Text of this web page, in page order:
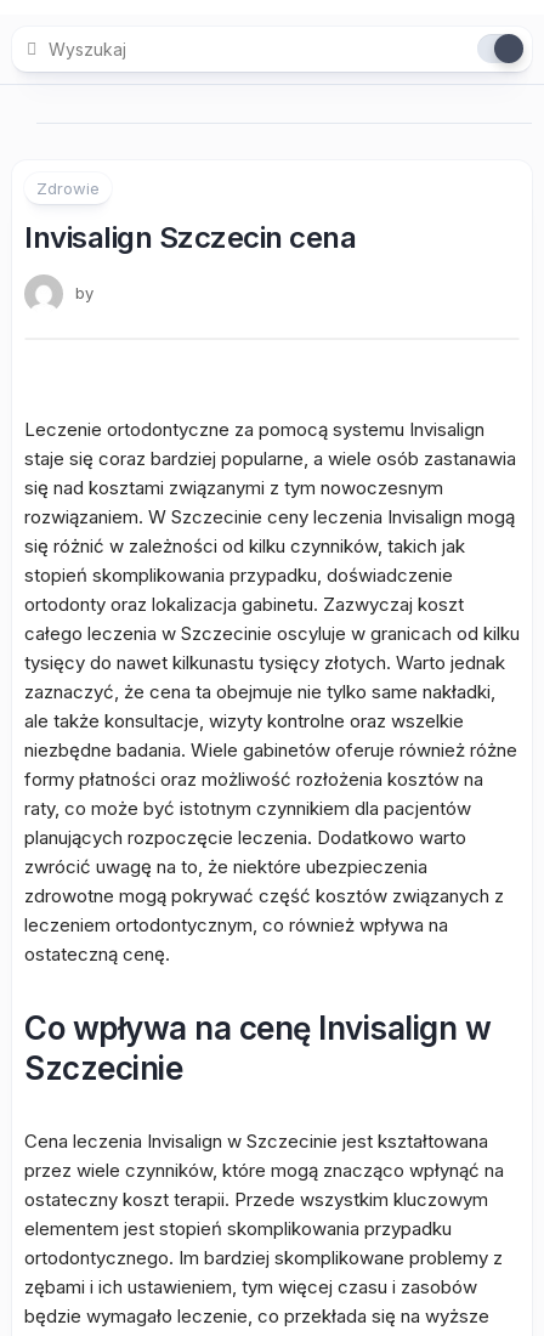
content
Zdrowie
Invisalign Szczecin cena
by
Leczenie ortodontyczne za pomocą systemu Invisalign
staje się coraz bardziej popularne, a wiele osób zastanawia
się nad kosztami związanymi z tym nowoczesnym
rozwiązaniem. W Szczecinie ceny leczenia Invisalign mogą
się różnić w zależności od kilku czynników, takich jak
stopień skomplikowania przypadku, doświadczenie
ortodonty oraz lokalizacja gabinetu. Zazwyczaj koszt
całego leczenia w Szczecinie oscyluje w granicach od kilku
tysięcy do nawet kilkunastu tysięcy złotych. Warto jednak
zaznaczyć, że cena ta obejmuje nie tylko same nakładki,
ale także konsultacje, wizyty kontrolne oraz wszelkie
niezbędne badania. Wiele gabinetów oferuje również różne
formy płatności oraz możliwość rozłożenia kosztów na
raty, co może być istotnym czynnikiem dla pacjentów
planujących rozpoczęcie leczenia. Dodatkowo warto
zwrócić uwagę na to, że niektóre ubezpieczenia
zdrowotne mogą pokrywać część kosztów związanych z
leczeniem ortodontycznym, co również wpływa na
ostateczną cenę.
Co wpływa na cenę Invisalign w
Szczecinie
Cena leczenia Invisalign w Szczecinie jest kształtowana
przez wiele czynników, które mogą znacząco wpłynąć na
ostateczny koszt terapii. Przede wszystkim kluczowym
elementem jest stopień skomplikowania przypadku
ortodontycznego. Im bardziej skomplikowane problemy z
zębami i ich ustawieniem, tym więcej czasu i zasobów
będzie wymagało leczenie, co przekłada się na wyższe